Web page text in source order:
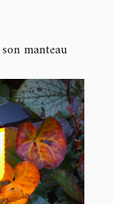
manteau